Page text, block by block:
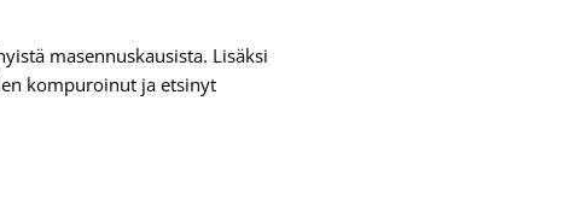
masennuskausista. Lisäksi
kompuroinut ja etsinyt